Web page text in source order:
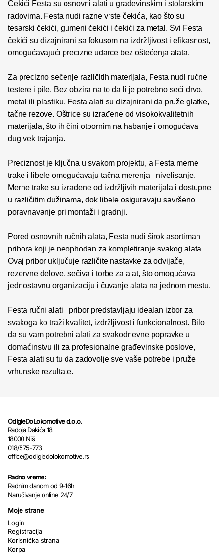
Čekići Festa su osnovni alati u građevinskim i stolarskim
radovima. Festa nudi razne vrste čekića, kao što su
tesarski čekići, gumeni čekići i čekići za metal. Svi Festa
čekići su dizajnirani sa fokusom na izdržljivost i efikasnost,
omogućavajući precizne udarce bez oštećenja alata.
Za precizno sečenje različitih materijala, Festa nudi ručne
testere i pile. Bez obzira na to da li je potrebno seći drvo,
metal ili plastiku, Festa alati su dizajnirani da pruže glatke,
tačne rezove. Oštrice su izrađene od visokokvalitetnih
materijala, što ih čini otpornim na habanje i omogućava
dug vek trajanja.
Preciznost je ključna u svakom projektu, a Festa merne
trake i libele omogućavaju tačna merenja i nivelisanje.
Merne trake su izrađene od izdržljivih materijala i dostupne
u različitim dužinama, dok libele osiguravaju savršeno
poravnavanje pri montaži i gradnji.
Pored osnovnih ručnih alata, Festa nudi širok asortiman
pribora koji je neophodan za kompletiranje svakog alata.
Ovaj pribor uključuje različite nastavke za odvijače,
rezervne delove, sečiva i torbe za alat, što omogućava
jednostavnu organizaciju i čuvanje alata na jednom mestu.
Festa ručni alati i pribor predstavljaju idealan izbor za
svakoga ko traži kvalitet, izdržljivost i funkcionalnost. Bilo
da su vam potrebni alati za svakodnevne popravke u
domaćinstvu ili za profesionalne građevinske poslove,
Festa alati su tu da zadovolje sve vaše potrebe i pruže
vrhunske rezultate.
OdIgleDoLokomotive d.o.o.
Radoja Dakića 18
18000 Niš
018/575-773
office@odigledolokomotive.rs
Radno vreme:
Radnim danom od 9-16h
Naručivanje online 24/7
Moje strane
Login
Registracija
Korisnička strana
Korpa